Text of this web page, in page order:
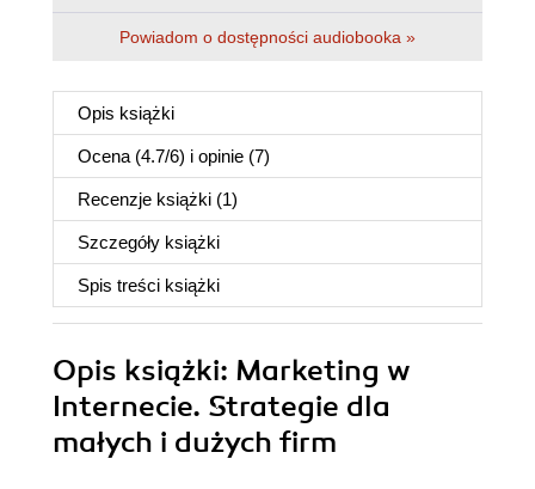
Powiadom o dostępności audiobooka »
Opis książki
Ocena (4.7/6) i opinie (7)
Recenzje książki (1)
Szczegóły książki
Spis treści książki
Opis książki: Marketing w
Internecie. Strategie dla
małych i dużych firm